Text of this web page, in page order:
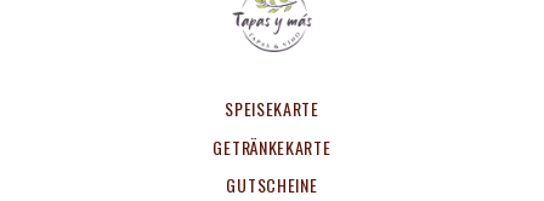
SPEISEKARTE
GETRÄNKEKARTE
GUTSCHEINE